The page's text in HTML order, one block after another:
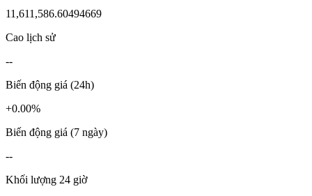
11,611,586.60494669
Cao lịch sử
--
Biến động giá (24h)
+0.00%
Biến động giá (7 ngày)
--
Khối lượng 24 giờ